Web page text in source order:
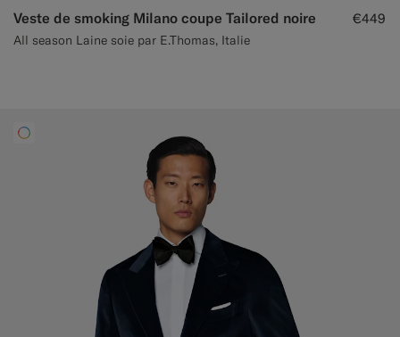
Veste de smoking Milano coupe Tailored noire
All season Laine soie par E.Thomas, Italie
€449